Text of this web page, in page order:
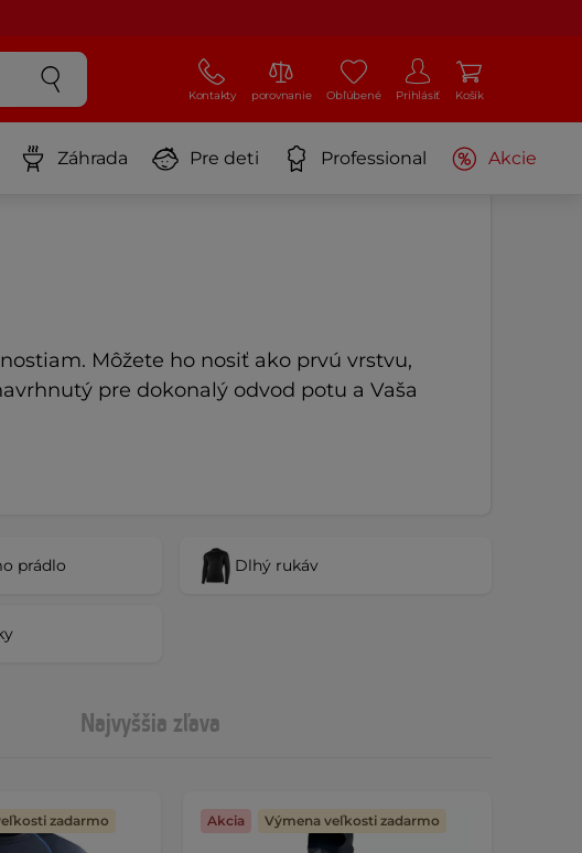
Kontakty porovnanie Obľúbené Prihlásiť Košík
Záhrada Pre deti Professional Akcie
Môžete ho nosiť ako prvú vrstvu,
pre dokonalý odvod potu a Vaša
prádlo Dlhý rukáv
Najvyššia zľava
zadarmo Akcia Výmena veľkosti zadarmo